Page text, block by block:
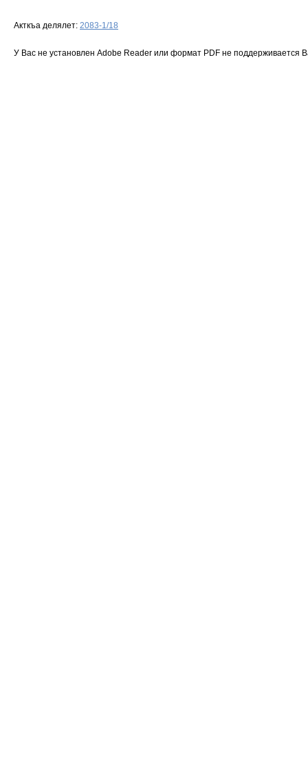
Акткъа делялет: 2083-1/18
У Вас не установлен Adobe Reader или формат PDF не поддерживается